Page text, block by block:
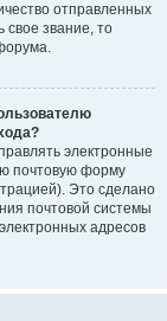
отправленных
звание, то
электронные
почтовую форму
Это сделано
почтовой системы
адресов